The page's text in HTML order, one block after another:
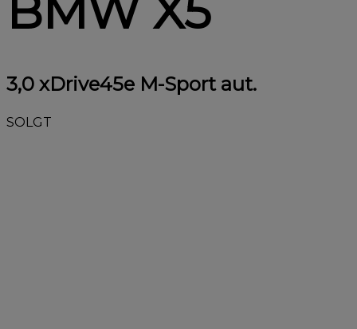
BMW X5
3,0 xDrive45e M-Sport aut.
SOLGT